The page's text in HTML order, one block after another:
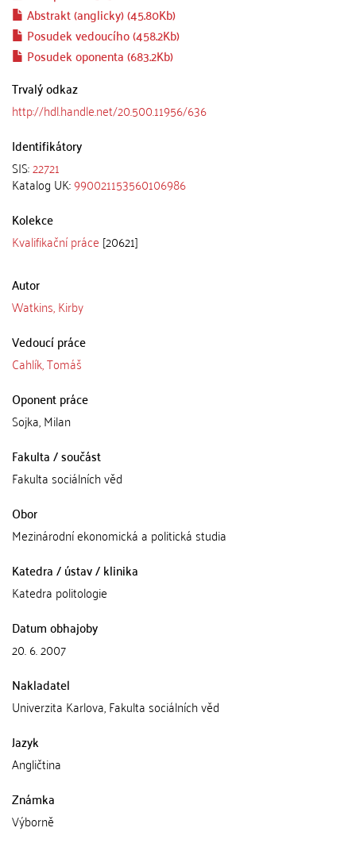
Abstrakt (anglicky) (45.80Kb)
Posudek vedoucího (458.2Kb)
Posudek oponenta (683.2Kb)
Trvalý odkaz
http://hdl.handle.net/20.500.11956/636
Identifikátory
SIS:22721
Katalog UK:990021153560106986
Kolekce
Kvalifikační práce [20621]
Autor
Watkins, Kirby
Vedoucí práce
Cahlík, Tomáš
Oponent práce
Sojka, Milan
Fakulta / součást
Fakulta sociálních věd
Obor
Mezinárodní ekonomická a politická studia
Katedra / ústav / klinika
Katedra politologie
Datum obhajoby
20. 6. 2007
Nakladatel
Univerzita Karlova, Fakulta sociálních věd
Jazyk
Angličtina
Známka
Výborně